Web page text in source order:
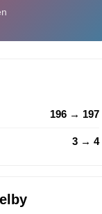
196 → 197
3 → 4